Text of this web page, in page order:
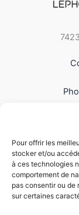
Pour offrir les
stocker et/ou
à ces technologies
comportement de
pas consentir ou
sur certaines